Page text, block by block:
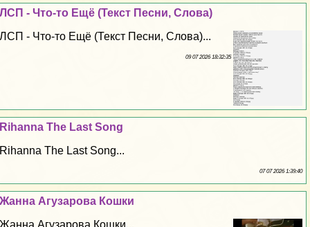
ЛСП - Что-то Ещё (Текст Песни, Слова)
ЛСП - Что-то Ещё (Текст Песни, Слова)...
09 07 2026 18:32:35
Rihanna The Last Song
Rihanna The Last Song...
07 07 2026 1:39:40
Жанна Агузарова Кошки
Жанна Агузарова Кошки...